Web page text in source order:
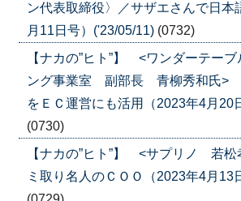
ン代表取締役〉／サザエさんで日本
月11日号）('23/05/11) (0732)
【ナカの”ヒト”】 <ワンダーテー
ング事業室 副部長 青柳秀和氏>
をＥＣ運営にも活用（2023年4月20
(0730)
【ナカの”ヒト”】 <サプリノ 若
ミ取り名人のＣＯＯ（2023年4月13